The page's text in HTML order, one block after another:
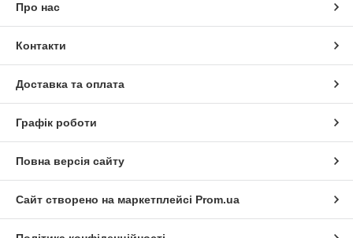
Про нас
Контакти
Доставка та оплата
Графік роботи
Повна версія сайту
Сайт створено на маркетплейсі Prom.ua